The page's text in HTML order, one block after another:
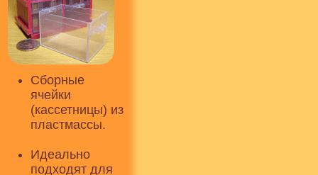
Сборные
ячейки
(кассетницы) из
пластмассы.
Идеально
подходят для